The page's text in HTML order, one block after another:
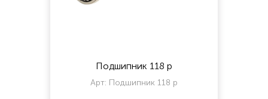
Подшипник 118 р
Арт: Подшипник 118 р